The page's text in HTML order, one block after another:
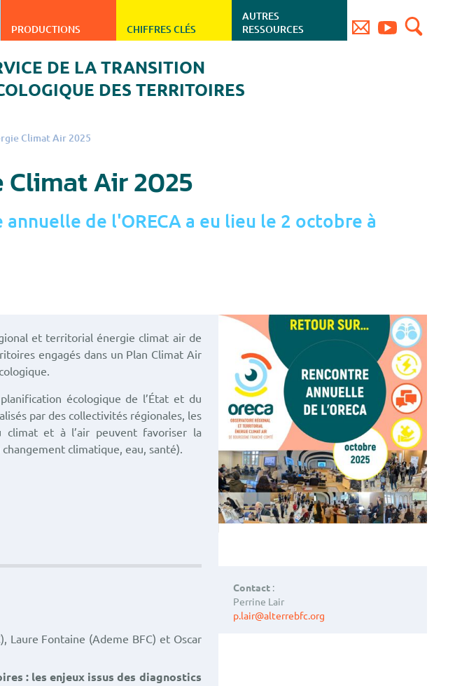
Comté
DE LA TRANSITION
DES TERRITOIRES
PRODUCTIONS CHIFFRES CLÉS
AUTRES
RESSOURCES
Climat Air 2025
Climat Air 2025
de l'ORECA a eu lieu le 2 octobre à
et territorial énergie climat air de
engagés dans un Plan Climat Air
écologique de l’État et du
par des collectivités régionales, les
climat et à l’air peuvent favoriser la
climatique, eau, santé).
Laure Fontaine (Ademe BFC) et Oscar
: les enjeux issus des diagnostics
Contact:
Perrine Lair
p.lair@alterrebfc.org